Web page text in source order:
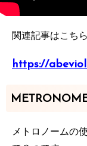
関連記事はこち
https://
メトロノームの